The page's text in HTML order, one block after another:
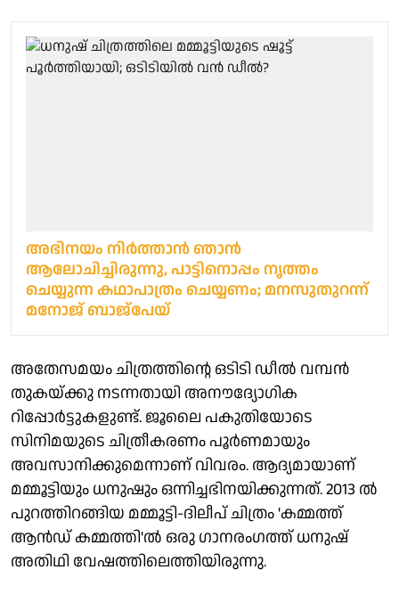
അഭിനയം നിര്‍ത്താന്‍ ഞാന്‍
ആലോചിച്ചിരുന്നു, പാട്ടിനൊപ്പം നൃത്തം
ചെയ്യുന്ന കഥാപാത്രം ചെയ്യണം; മനസുതുറന്ന്
മനോജ് ബാജ്‌പേയ്
അതേസമയം ചിത്രത്തിന്റെ ഒടിടി ഡീൽ വമ്പൻ
തുകയ്ക്കു നടന്നതായി അനൗദ്യോഗിക
റിപ്പോർട്ടുകളുണ്ട്. ജൂലൈ പകുതിയോടെ
സിനിമയുടെ ചിത്രീകരണം പൂർണമായും
അവസാനിക്കുമെന്നാണ് വിവരം. ആദ്യമായാണ്
മമ്മൂട്ടിയും ധനുഷും ഒന്നിച്ചഭിനയിക്കുന്നത്. 2013 ൽ
പുറത്തിറങ്ങിയ മമ്മൂട്ടി-ദിലീപ് ചിത്രം 'കമ്മത്ത്
ആൻഡ് കമ്മത്തി'ൽ ഒരു ഗാനരംഗത്ത് ധനുഷ്
അതിഥി വേഷത്തിലെത്തിയിരുന്നു.